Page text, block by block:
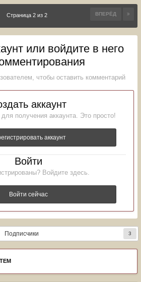
ВПЕРЁД
Страница 2 из 2
или войдите в него
чтобы оставить комментарий
аккаунт
для получения аккаунта. Это просто!
аккаунт
Войти
Войдите здесь.
Войти сейчас
Подписчики 3